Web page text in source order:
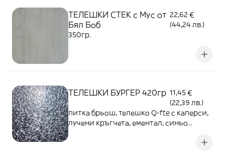
ТЕЛЕШКИ СТЕК с Мус от
Бял Боб
22,62 €
(44,24 лв.)
350гр.
ТЕЛЕШКИ БУРГЕР 420гр 11,45 €
(22,39 лв.)
питка брьош, телешко Q-fte с каперси,
лучени кръгчета, ементал, синьо